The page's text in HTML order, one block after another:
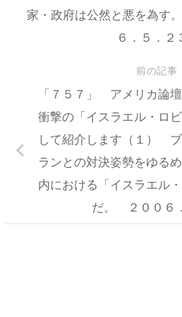
家・政府は公然と悪を為す
６．５．２
前の記事
「７５７」 アメリカ論壇
衝撃の「イスラエル・ロ
して紹介します（１）
ランとの対決姿勢をゆる
内における「イスラエル
だ。 ２００６